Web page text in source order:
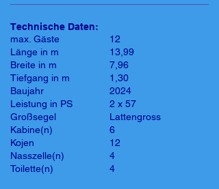
Technische Daten:
max. Gäste
Länge in m
Breite in m
Tiefgang in m
Baujahr
Leistung in PS
Großsegel
Kabine(n)
Kojen
Nasszelle(n)
Toilette(n)
12
13,99
7,96
1,30
2024
2 x 57
Lattengross
6
12
4
4